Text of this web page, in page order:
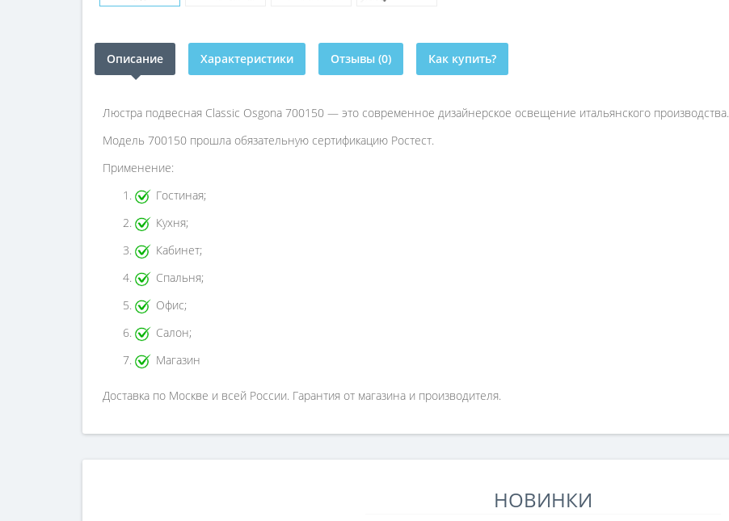
Описание Характеристики Отзывы (0) Как купить?
Люстра подвесная Classic Osgona 700150 — это современное дизайнерское освещение итальянского производства.
Модель 700150 прошла обязательную сертификацию Ростест.
Применение:
Гостиная;
Кухня;
Кабинет;
Спальня;
Офис;
Салон;
Магазин
Доставка по Москве и всей России. Гарантия от магазина и производителя.
НОВИНКИ